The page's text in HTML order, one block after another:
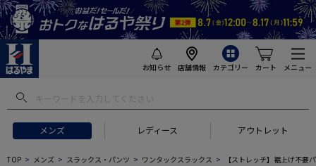
お知らせ 店舗情報 カテゴリー カート メニュー
メンズ レディース アウトレット
TOP メンズ スラックス・パンツ ワンタックスラックス 【ストレッチ】裾上げ不要